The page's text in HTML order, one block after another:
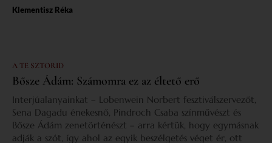
Klementisz Réka
A TE SZTORID
Bősze Ádám: Számomra ez az éltető erő
Interjúalanyainkat – Lobenwein Norbert fesztiválszervezőt,
Sena Dagadu énekesnő, Pindroch Csaba színművészt és
Bősze Ádám zenetörténészt – arra kértük, hogy egymásnak
adják a szót, így ahol az egyik beszélgetés véget ér, ott